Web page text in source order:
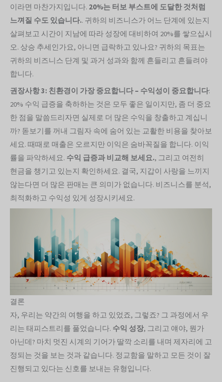
이라면 마찬가지입니다. 20%는 터보 부스트에 도달한 것처럼
느껴질 수도 있습니다.. 귀하의 비즈니스가 어느 단계에 있는지
살펴보고 시간이 지남에 따라 성장에 대비하여 20%를 쌓으십시
오. 상승 추세인가요, 아니면 급락하고 있나요? 귀하의 목표는
귀하의 비즈니스 단계 및 과거 성과와 함께 흔들리고 흔들려야
합니다.
권장사항 3: 친환경이 가장 중요합니다 – 수익성이 중요합니다:
20% 수익 급증을 축하하는 것은 모두 좋은 일이지만, 좀 더 중요
한 점을 말씀드리자면 실제로 더 많은 수익을 창출하고 계십니
까? 돋보기를 꺼내 그림자 속에 숨어 있는 교활한 비용을 찾아보
세요. 때때로 매출은 오르지만 이익은 숨바꼭질을 합니다. 이익
률을 파악하세요. 수익 급증과 비교해 보세요., 그리고 여전히
현금을 챙기고 있는지 확인하세요. 결국, 지갑이 사랑을 느끼지
않는다면 더 많은 판매는 큰 의미가 없습니다. 비즈니스를 분석,
최적화하고 수익성 있게 성장시키세요.
결론
자, 우리는 약간의 여행을 하고 있었죠, 그렇죠? 그 과정에서 우
리는 태피스트리를 풀었습니다. 수익 성장, 그리고 얘야, 뭔가
아닌데? 마치 멋진 시계의 기어가 딸깍 소리를 내며 제자리에 고
정되는 것을 보는 것과 같습니다. 정교함을 말하고 모든 것이 잘
진행되고 있다는 신호를 보내는 유형입니다.